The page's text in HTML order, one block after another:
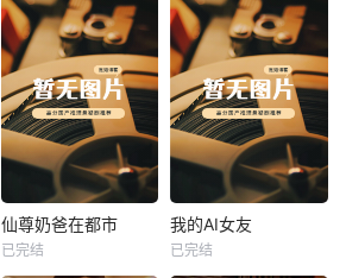
热播
仙尊奶爸在都市
已完结
热播
我的AI女友
我的AI女友
已完结